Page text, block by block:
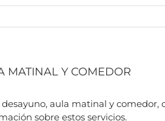
MATINAL Y COMEDOR
desayuno, aula matinal y
sobre estos servicios.